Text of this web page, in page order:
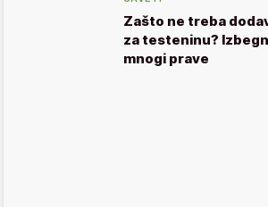
Zašto ne treba
za testeninu?
mnogi prave